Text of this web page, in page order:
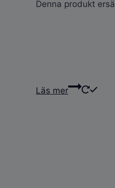
Denna produkt
Läs mer